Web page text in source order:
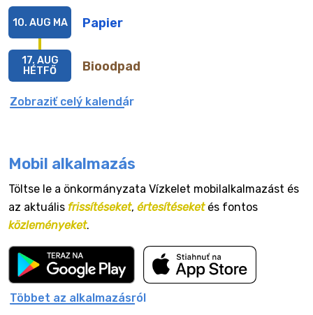
Papier
10. AUG MA
Bioodpad
17. AUG
HÉTFŐ
Zobraziť celý kalendár
Mobil alkalmazás
Töltse le a önkormányzata Vízkelet mobilalkalmazást és
az aktuális frissítéseket, értesítéseketés fontos
közleményeket.
Többet az alkalmazásról